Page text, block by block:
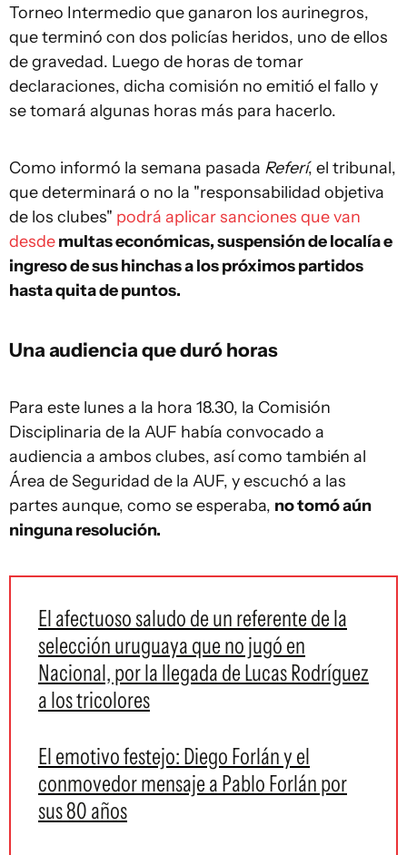
Torneo Intermedio que ganaron los aurinegros,
que terminó con dos policías heridos, uno de ellos
de gravedad. Luego de horas de tomar
declaraciones, dicha comisión no emitió el fallo y
se tomará algunas horas más para hacerlo.
Como informó la semana pasada Referí, el tribunal,
que determinará o no la "responsabilidad objetiva
de los clubes" podrá aplicar sanciones que van
desdemultas económicas, suspensión de localía e
ingreso de sus hinchas a los próximos partidos
hasta quita de puntos.
Una audiencia que duró horas
Para este lunes a la hora 18.30, la Comisión
Disciplinaria de la AUF había convocado a
audiencia a ambos clubes, así como también al
Área de Seguridad de la AUF, y escuchó a las
partes aunque, como se esperaba, no tomó aún
ninguna resolución.
El afectuoso saludo de un referente de la
selección uruguaya que no jugó en
Nacional, por la llegada de Lucas Rodríguez
a los tricolores
El emotivo festejo: Diego Forlán y el
conmovedor mensaje a Pablo Forlán por
sus 80 años